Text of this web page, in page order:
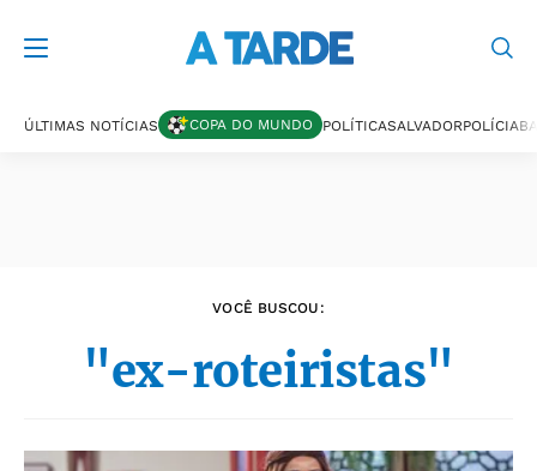
ÚLTIMAS NOTÍCIAS COPA DO MUNDO POLÍTICASALVADORPOLÍCIA
VOCÊ BUSCOU:
"ex-roteiristas"